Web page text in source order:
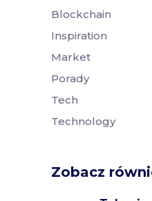
Blockchain
Inspiration
Market
Porady
Tech
Technology
Zobacz